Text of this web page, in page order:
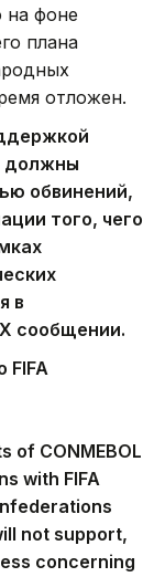
на фоне
плана
отложен.
должны
обвинений,
того, чего
в
сообщении.
FIFA
of CONMEBOL
with FIFA
not support,
concerning